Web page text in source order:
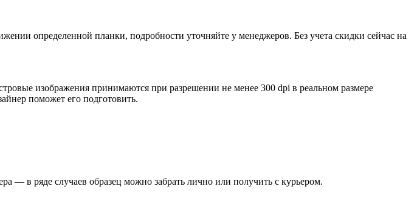
определенной планки, подробности уточняйте у менеджеров. Без учета скидки сейчас на
изображения принимаются при разрешении не менее 300 dpi в реальном размере
поможет его подготовить.
— в ряде случаев образец можно забрать лично или получить с курьером.